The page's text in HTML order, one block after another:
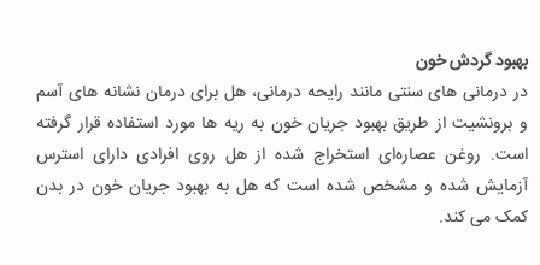
بهبود گردش خون
در درمانی های سنتی مانند رایحه درمانی، هل برای درمان نشانه های آسم
و برونشیت از طریق بهبود جریان خون به ریه ها مورد استفاده قرار گرفته
است. روغن عصاره‌ای استخراج شده از هل روی افرادی دارای استرس
آزمایش شده و مشخص شده است که هل به بهبود جریان خون در بدن
کمک می کند.